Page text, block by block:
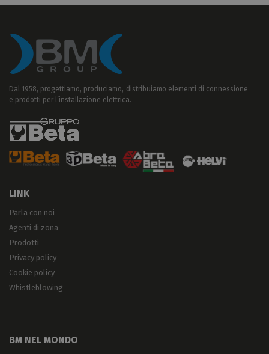
Dal 1958, progettiamo, produciamo, distribuiamo elementi di connessione
e prodotti per l’installazione elettrica.
LINK
Parla con noi
Agenti di zona
Prodotti
Privacy policy
Cookie policy
Whistleblowing
BM NEL MONDO